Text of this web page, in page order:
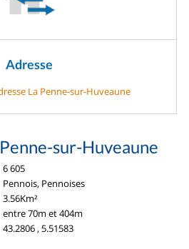
Adresse
La Penne-sur-Huveaune
sur-Huveaune
6 605
Pennois, Pennoises
3.56Km²
entre 70m et 404m
43.2806 , 5.51583